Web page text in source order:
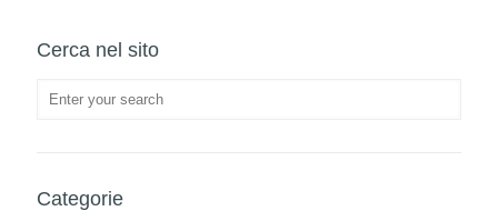
Cerca nel sito
Categorie